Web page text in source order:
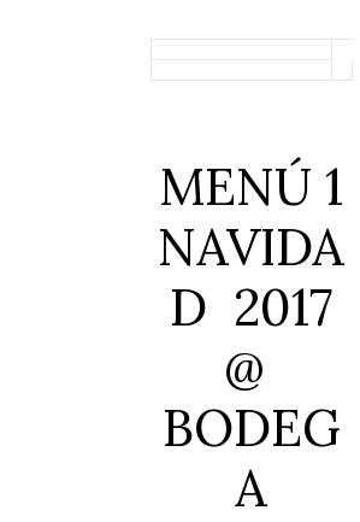
MENÚ 1
NAVIDA
D 2017
@
BODEG
A